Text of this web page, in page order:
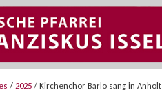
/ 2025 / Kirchenchor Barlo sang in Anholt